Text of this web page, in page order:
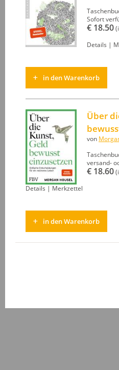
Sofort
€ 18.50
Details |
in den Warenkorb
Über
von
versand-
€ 18.60
Details | Merkzettel
in den Warenkorb